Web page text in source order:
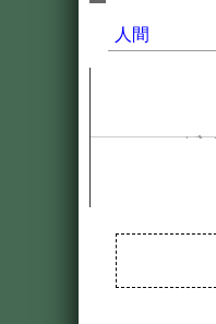
人間